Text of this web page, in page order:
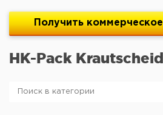
Получить коммерческое
HK-Pack Krautscheid